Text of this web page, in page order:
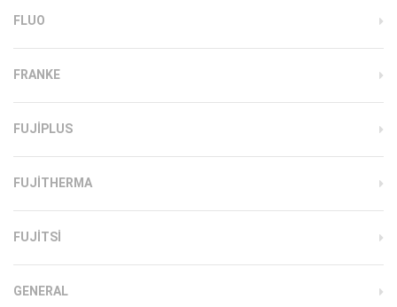
FLUO
FRANKE
FUJIPLUS
FUJITHERMA
FUJITSI
GENERAL